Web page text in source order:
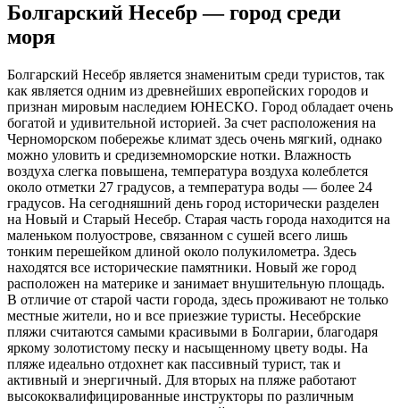
Болгарский Несебр — город среди
моря
Болгарский Несебр является знаменитым среди туристов, так
как является одним из древнейших европейских городов и
признан мировым наследием ЮНЕСКО. Город обладает очень
богатой и удивительной историей. За счет расположения на
Черноморском побережье климат здесь очень мягкий, однако
можно уловить и средиземноморские нотки. Влажность
воздуха слегка повышена, температура воздуха колеблется
около отметки 27 градусов, а температура воды — более 24
градусов. На сегодняшний день город исторически разделен
на Новый и Старый Несебр. Старая часть города находится на
маленьком полуострове, связанном с сушей всего лишь
тонким перешейком длиной около полукилометра. Здесь
находятся все исторические памятники. Новый же город
расположен на материке и занимает внушительную площадь.
В отличие от старой части города, здесь проживают не только
местные жители, но и все приезжие туристы. Несебрские
пляжи считаются самыми красивыми в Болгарии, благодаря
яркому золотистому песку и насыщенному цвету воды. На
пляже идеально отдохнет как пассивный турист, так и
активный и энергичный. Для вторых на пляже работают
высококвалифицированные инструкторы по различным